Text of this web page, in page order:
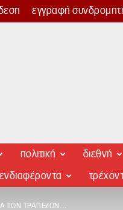
εγγραφή
πολιτική διεθνή
ενδιαφέροντα
ΤΩΝ ΤΡΑΠΕΖΏΝ…